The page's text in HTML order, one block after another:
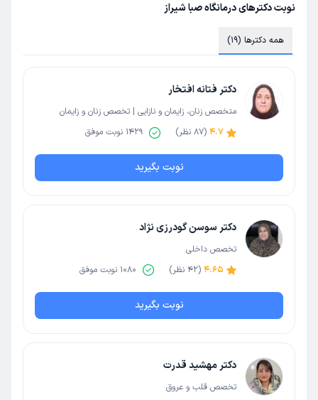
نوبت دکترهای درمانگاه صبا شیراز
همه دکترها (19)
دکتر فتانه افتخار
متخصص زنان، زایمان و نازایی | تخصص زنان و زایمان
4.7
(
87 نظر) 1429 نوبت موفق
نوبت بگیرید
دکتر سوسن گودرزی نژاد
تخصص داخلی
4.65
(
42 نظر) 1080 نوبت موفق
نوبت بگیرید
دکتر مهشید قدرت
تخصص قلب و عروق